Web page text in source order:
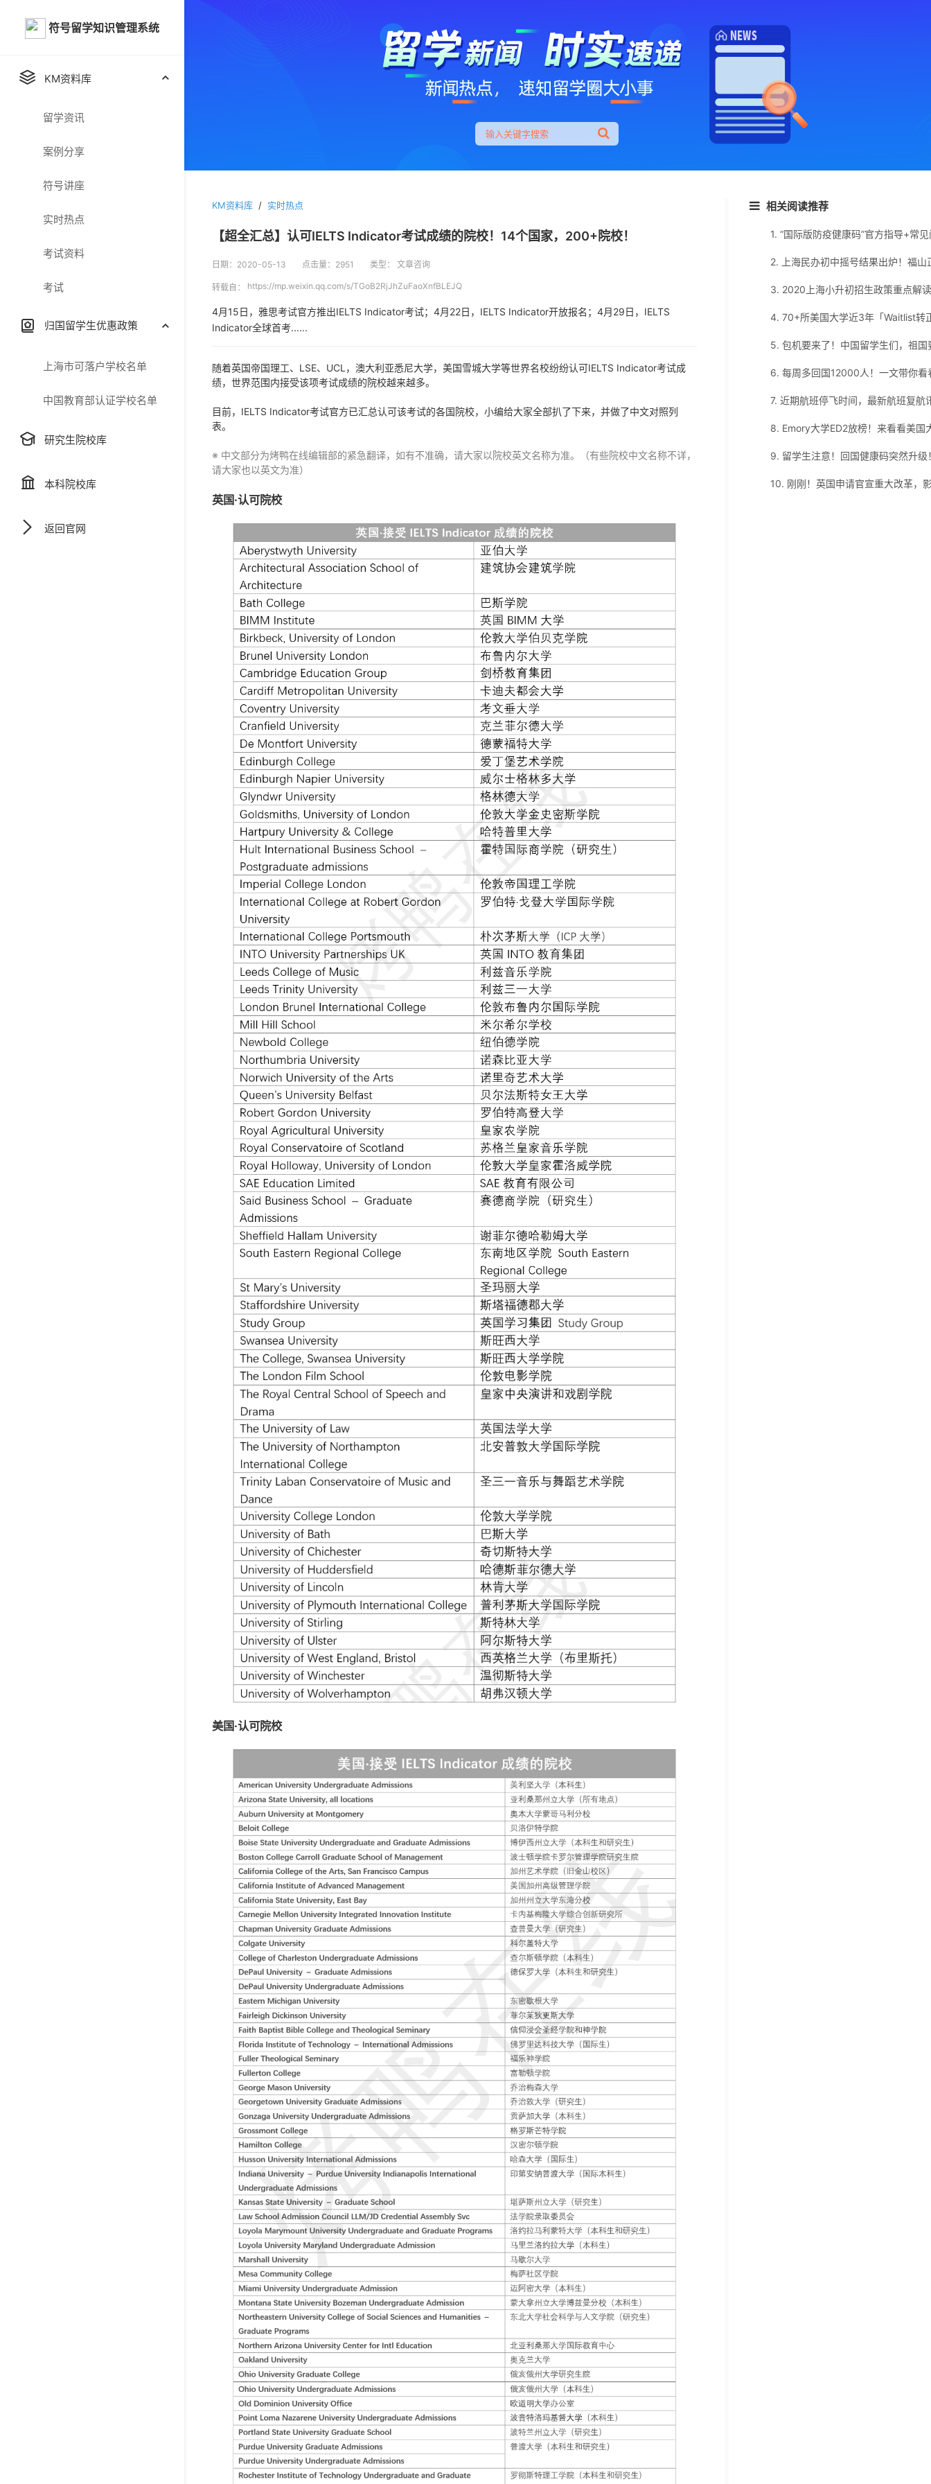
符号留学知识管理系统
KM资料库
留学资讯
案例分享
符号讲座
实时热点
考试资料
考试
归国留学生优惠政策
上海市可落户学校名单
中国教育部认证学校名单
研究生院校库
本科院校库
返回官网
相关阅读推荐
1. “国际版防疫健康码”官方指导+常
7. 近期航班停飞时间，最新航班复航
KM资料库 / 实时热点
【超全汇总】认可IELTS Indicator考试成绩的院校！14个国家，200+院校！
日期：2020-05-13 点击量：2951 类型： 文章咨询
转载自： https://mp.weixin.qq.com/s/TGoB2RjJhZuFaoXnfBLEJQ
4月15日，雅思考试官方推出IELTS Indicator考试；4月22日，IELTS Indicator开放报名；4月29日，IELTS
Indicator全球首考......
随着英国帝国理工、LSE、UCL，澳大利亚悉尼大学，美国雪城大学等世界名校纷纷认可IELTS Indicator考试成
绩，世界范围内接受该项考试成绩的院校越来越多。
目前，IELTS Indicator考试官方已汇总认可该考试的各国院校，小编给大家全部扒了下来，并做了中文对照列
表。
※ 中文部分为烤鸭在线编辑部的紧急翻译，如有不准确，请大家以院校英文名称为准。（有些院校中文名称不详，
请大家也以英文为准）
英国·认可院校
美国·认可院校